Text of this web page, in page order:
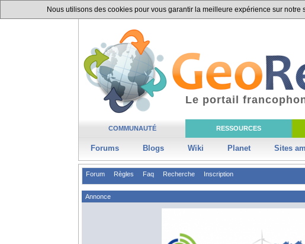
Nous utilisons des cookies pour vous garantir la meilleure expérience sur
COMMUNAUTÉ RESSOURCES
Forums Blogs Wiki Planet Sites
Le portail
Forum Règles Faq Recherche Inscription
Annonce